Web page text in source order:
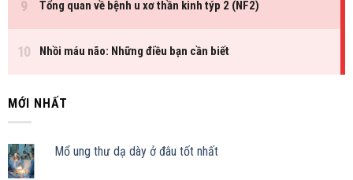
MỚI NHẤT
Mổ ung thư dạ dày ở đâu tốt nhất